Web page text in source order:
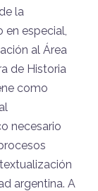
la
en especial,
al Área
de Historia
como
necesario
argentina. A